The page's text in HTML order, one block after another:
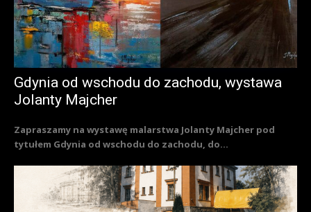
Gdynia od wschodu do zachodu, wystawa
Jolanty Majcher
Zapraszamy na wystawę malarstwa Jolanty Majcher pod
tytułem Gdynia od wschodu do zachodu, do...